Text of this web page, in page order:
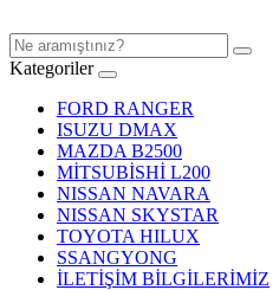
Kategoriler
FORD RANGER
ISUZU DMAX
MAZDA B2500
MİTSUBİSHİ L200
NISSAN NAVARA
NISSAN SKYSTAR
TOYOTA HILUX
SSANGYONG
İLETİŞİM BİLGİLERİMİZ